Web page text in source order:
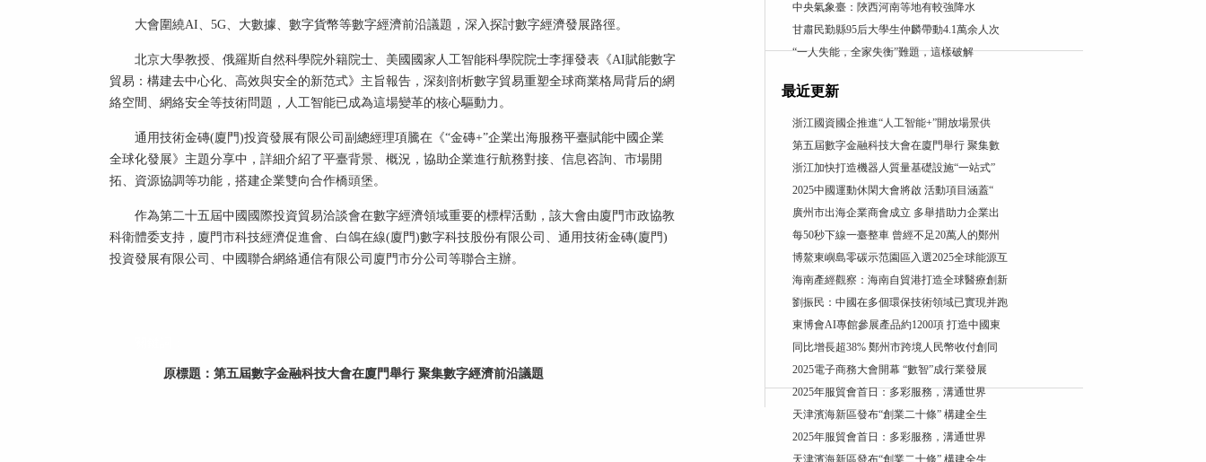
大會圍繞AI、5G、大數據、數字貨幣等數字經濟前沿議題，深入探討數字經濟發展路徑。
北京大學教授、俄羅斯自然科學院外籍院士、美國國家人工智能科學院院士李揮發表《AI賦能數字
貿易：構建去中心化、高效與安全的新范式》主旨報告，深刻剖析數字貿易重塑全球商業格局背后的網
絡空間、網絡安全等技術問題，人工智能已成為這場變革的核心驅動力。
通用技術金磚(廈門)投資發展有限公司副總經理項騰在《“金磚+”企業出海服務平臺賦能中國企業
全球化發展》主題分享中，詳細介紹了平臺背景、概況，協助企業進行航務對接、信息咨詢、市場開
拓、資源協調等功能，搭建企業雙向合作橋頭堡。
作為第二十五屆中國國際投資貿易洽談會在數字經濟領域重要的標桿活動，該大會由廈門市政協教
科衛體委支持，廈門市科技經濟促進會、白鴿在線(廈門)數字科技股份有限公司、通用技術金磚(廈門)
投資發展有限公司、中國聯合網絡通信有限公司廈門市分公司等聯合主辦。
原標題： 第五屆數字金融科技大會在廈門舉行 聚集數字經濟前沿議題
中央氣象臺：陜西河南等地有較強降水
甘肅民勤縣95后大學生仲麟帶動4.1萬余人次
“一人失能，全家失衡”難題，這樣破解
最近更新
浙江國資國企推進“人工智能+”開放場景供
第五屆數字金融科技大會在廈門舉行 聚集數
浙江加快打造機器人質量基礎設施“一站式”
2025中國運動休閑大會將啟 活動項目涵蓋“
廣州市出海企業商會成立 多舉措助力企業出
每50秒下線一臺整車 曾經不足20萬人的鄭州
博鰲東嶼島零碳示范園區入選2025全球能源互
海南產經觀察：海南自貿港打造全球醫療創新
劉振民：中國在多個環保技術領域已實現并跑
東博會AI專館參展產品約1200項 打造中國東
同比增長超38% 鄭州市跨境人民幣收付創同
2025電子商務大會開幕 “數智”成行業發展
2025年服貿會首日：多彩服務，溝通世界
天津濱海新區發布“創業二十條” 構建全生
2025年服貿會首日：多彩服務，溝通世界
天津濱海新區發布“創業二十條” 構建全生